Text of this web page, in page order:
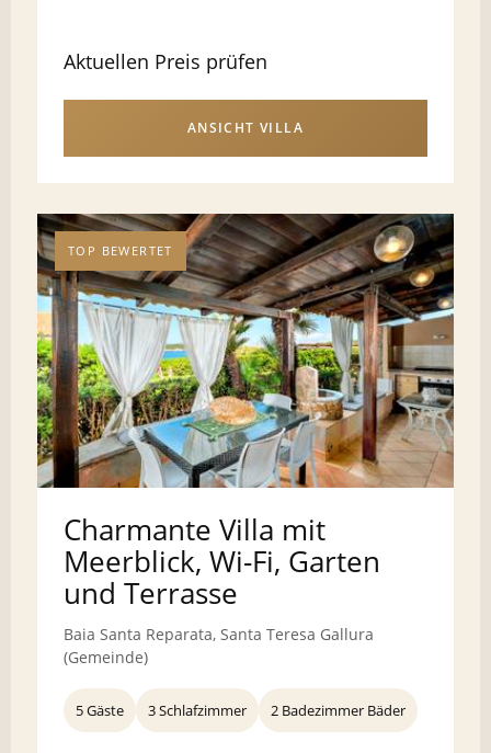
Aktuellen Preis prüfen
ANSICHT VILLA
TOP BEWERTET
Charmante Villa mit
Meerblick, Wi-Fi, Garten
und Terrasse
Baia Santa Reparata, Santa Teresa Gallura
(Gemeinde)
5 Gäste 3 Schlafzimmer 2 Badezimmer Bäder